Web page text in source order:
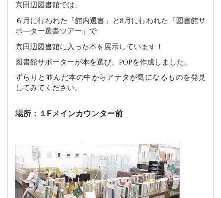
京田辺図書館では、
６月に行われた「館内選書」と8 月に行われた「図書館サ
ポ―ター選書ツアー」で
京田辺図書館に入った本を展示しています！
図書館サポーターが本を選び、 POPを作成しました。
ずらりと並んだ本の中からアナタが気になるものを発見
してみてください。
場所：１Fメインカウンター前